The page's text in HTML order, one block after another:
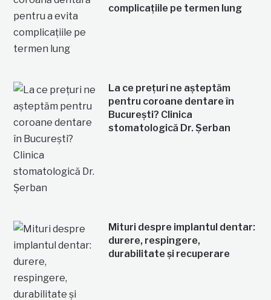
complicațiile pe termen lung
La ce prețuri ne așteptăm
pentru coroane dentare în
București? Clinica
stomatologică Dr. Șerban
Mituri despre implantul dentar:
durere, respingere,
durabilitate și recuperare